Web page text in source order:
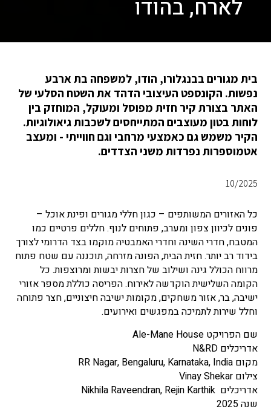
לארח, בהודו
בית מגורים בבנגלורו, הודו, למשפחה בת ארבע
נפשות. הקונספט העיצובי הדהד את השטח הסלעי של
האתר בצורת קיר חזית מפוסל ומעוקל, המוחזק בין
לוחות בטון מעוצבים המתייחסים לשכבות גיאולוגיות.
הקיר משמש גם כאמצעי מרחבי וגם חווייתי - ומעצב
אטמוספרות נפרדות משני הצדדים.
10/2025
כל האזורים המשותפים – כגון חללי מגורים ופינת אוכל –
פונים לכיוון צפון ומערב, פתוחים לנוף. חללים פרטיים כמו
המטבח, חדרי השינה וחדרי האמבטיה מוקמו בצד הדרומי לצורך
בידוד רב יותר. חזית הבית, הפונה מזרחה, תוכננה עם שטח פתוח
מרווח הכולל גינה ושילוב של חצרות יבשות ומרוצפות. כל
הקומה השלישית הוקדשה לאירוח. הפריסה כוללת מספר אזורי
ישיבה, בר, אזור משחקים, מקומות ישיבה חיצוניים, חצר פתוחה
וחלל שירות לתמיכה במפגשים ואירועים.
שם הפרויקט Ale-Mane House
אדריכלים N&RD
מקום RR Nagar, Bengaluru, Karnataka, India
צילום Vinay Shekar
אדריכלים Nikhila Raveendran, Rejin Karthik
שנה 2025